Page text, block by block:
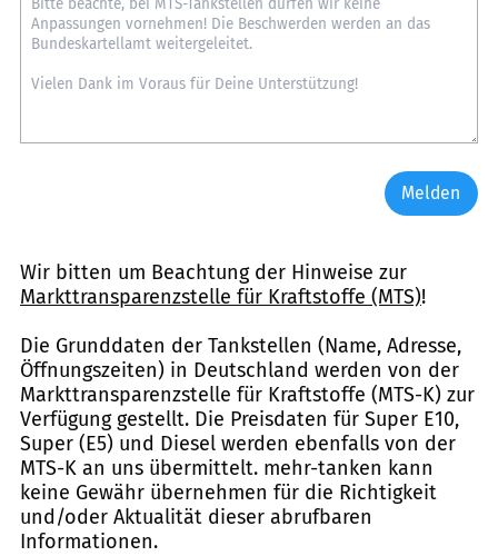
Melden
Wir bitten um Beachtung der Hinweise zur
Markttransparenzstelle für Kraftstoffe (MTS)!
Die Grunddaten der Tankstellen (Name, Adresse,
Öffnungszeiten) in Deutschland werden von der
Markttransparenzstelle für Kraftstoffe (MTS-K) zur
Verfügung gestellt. Die Preisdaten für Super E10,
Super (E5) und Diesel werden ebenfalls von der
MTS-K an uns übermittelt. mehr-tanken kann
keine Gewähr übernehmen für die Richtigkeit
und/oder Aktualität dieser abrufbaren
Informationen.